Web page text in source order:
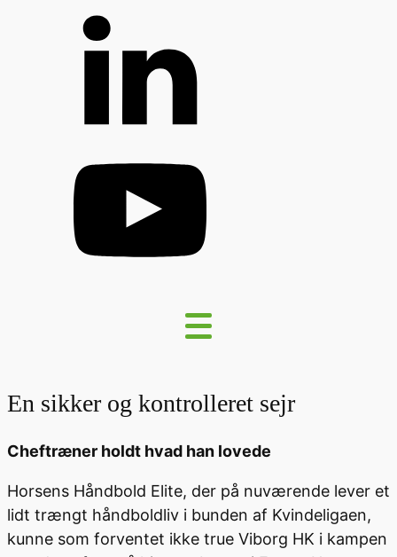
En sikker og kontrolleret sejr
Cheftræner holdt hvad han lovede
Horsens Håndbold Elite, der på nuværende lever et
lidt trængt håndboldliv i bunden af Kvindeligaen,
kunne som forventet ikke true Viborg HK i kampen